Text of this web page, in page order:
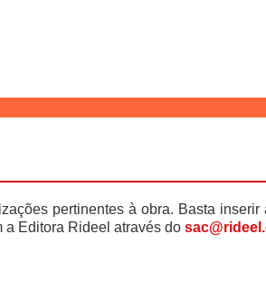
pertinentes à obra. Basta inserir
a Editora Rideel através do